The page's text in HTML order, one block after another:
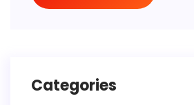
Categories